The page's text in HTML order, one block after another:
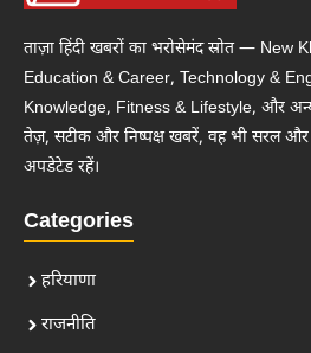
ताज़ा हिंदी खबरों का भरोसेमंद स्रोत — New
Education & Career, Technology &
Knowledge, Fitness & Lifestyle, और
तेज़, सटीक और निष्पक्ष खबरें, वह भी सरल और
अपडेटेड रहें।
Categories
हरियाणा
राजनीति